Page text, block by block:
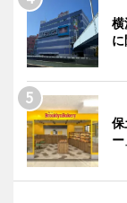
横
保